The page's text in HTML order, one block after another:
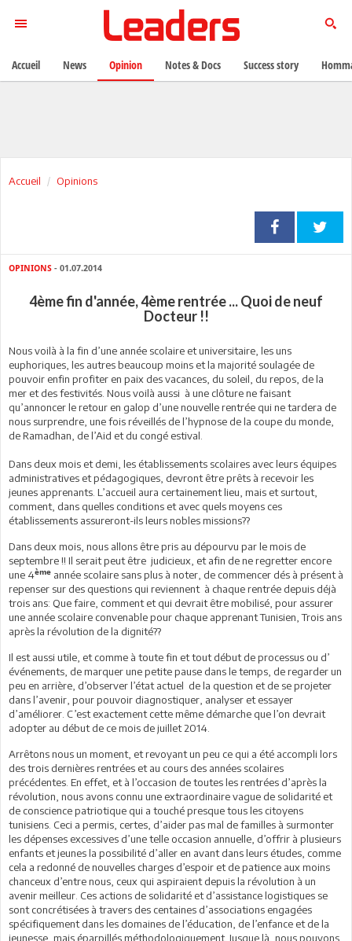
Accueil Opinions
OPINIONS - 01.07.2014
4ème fin d'année, 4ème rentrée ... Quoi de neuf
Docteur !!
Nous voilà à la fin d’une année scolaire et universitaire, les uns
euphoriques, les autres beaucoup moins et la majorité soulagée de
pouvoir enfin profiter en paix des vacances, du soleil, du repos, de la
mer et des festivités. Nous voilà aussi à une clôture ne faisant
qu’annoncer le retour en galop d’une nouvelle rentrée qui ne tardera de
nous surprendre, une fois réveillés de l’hypnose de la coupe du monde,
de Ramadhan, de l’Aid et du congé estival.
Dans deux mois et demi, les établissements scolaires avec leurs équipes
administratives et pédagogiques, devront être prêts à recevoir les
jeunes apprenants. L’accueil aura certainement lieu, mais et surtout,
comment, dans quelles conditions et avec quels moyens ces
établissements assureront-ils leurs nobles missions??
Dans deux mois, nous allons être pris au dépourvu par le mois de
septembre !! Il serait peut être judicieux, et afin de ne regretter encore
une 4ème année scolaire sans plus à noter, de commencer dés à présent à
repenser sur des questions qui reviennent à chaque rentrée depuis déjà
trois ans: Que faire, comment et qui devrait être mobilisé, pour assurer
une année scolaire convenable pour chaque apprenant Tunisien, Trois ans
après la révolution de la dignité??
Il est aussi utile, et comme à toute fin et tout début de processus ou d’
événements, de marquer une petite pause dans le temps, de regarder un
peu en arrière, d’observer l’état actuel de la question et de se projeter
dans l’avenir, pour pouvoir diagnostiquer, analyser et essayer
d’améliorer. C’est exactement cette même démarche que l’on devrait
adopter au début de ce mois de juillet 2014.
Arrêtons nous un moment, et revoyant un peu ce qui a été accompli lors
des trois dernières rentrées et au cours des années scolaires
précédentes. En effet, et à l’occasion de toutes les rentrées d’après la
révolution, nous avons connu une extraordinaire vague de solidarité et
de conscience patriotique qui a touché presque tous les citoyens
tunisiens. Ceci a permis, certes, d’aider pas mal de familles à surmonter
les dépenses excessives d’une telle occasion annuelle, d’offrir à plusieurs
enfants et jeunes la possibilité d’aller en avant dans leurs études, comme
cela a redonné de nouvelles charges d’espoir et de patience aux moins
chanceux d’entre nous, ceux qui aspiraient depuis la révolution à un
avenir meilleur. Ces actions de solidarité et d’assistance logistiques se
sont concrétisées à travers des centaines d’associations engagées
spécifiquement dans les domaines de l’éducation, de l’enfance et de la
jeunesse, mais éparpillés méthodologiquement. Jusque là, nous pouvons
Accueil News Opinion Notes & Docs Success story